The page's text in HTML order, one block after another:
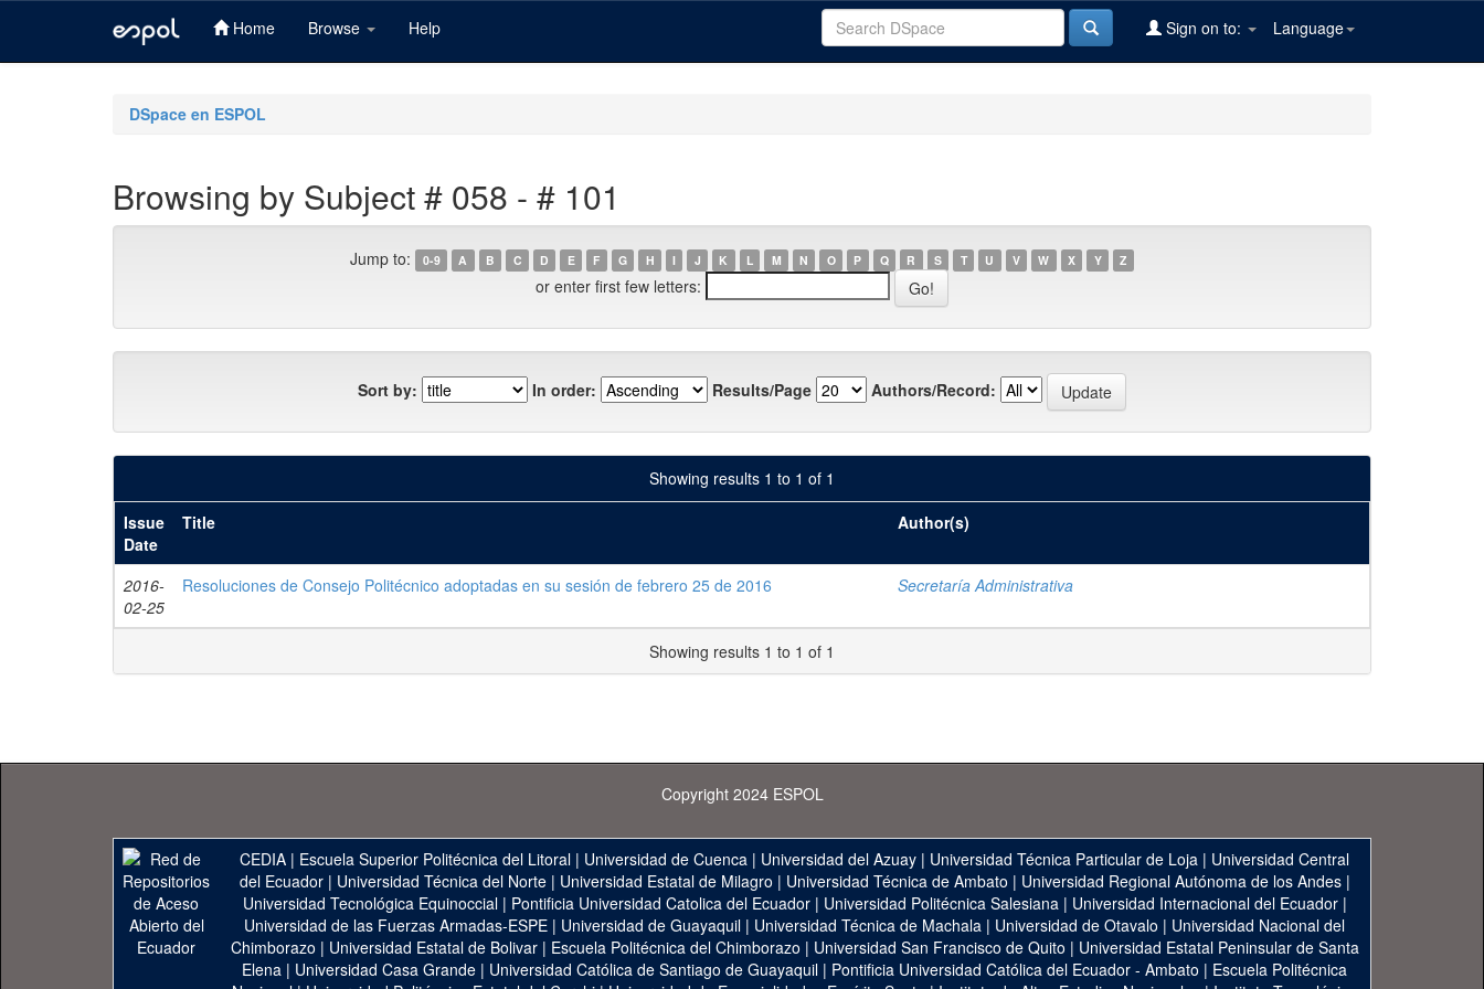
Home Browse Help Language
Sign on to:
DSpace en ESPOL
Browsing by Subject # 058 - # 101
Jump to: 0-9 A B C D E F G H I J K L M N O P Q R S T U V W X Y Z
or enter first few letters:
Sort by: In order: Results/Page Authors/Record:
Showing results 1 to 1 of 1
Issue
Date
Title Author(s)
2016-
02-25
Resoluciones de Consejo Politécnico adoptadas en su sesión de febrero 25 de 2016 Secretaría Administrativa
Showing results 1 to 1 of 1
Copyright 2024 ESPOL
CEDIA | Escuela Superior Politécnica del Litoral | Universidad de Cuenca | Universidad del Azuay | Universidad Técnica Particular de Loja | Universidad Central
del Ecuador| Universidad Técnica del Norte| Universidad Estatal de Milagro | Universidad Técnica de Ambato | Universidad Regional Autónoma de los Andes|
Universidad Tecnológica Equinoccial| Pontificia Universidad Catolica del Ecuador| Universidad Politécnica Salesiana| Universidad Internacional del Ecuador|
Universidad de las Fuerzas Armadas-ESPE | Universidad de Guayaquil | Universidad Técnica de Machala | Universidad de Otavalo | Universidad Nacional del
Chimborazo | Universidad Estatal de Bolivar| Escuela Politécnica del Chimborazo | Universidad San Francisco de Quito | Universidad Estatal Peninsular de Santa
Elena | Universidad Casa Grande | Universidad Católica de Santiago de Guayaquil | Pontificia Universidad Católica del Ecuador - Ambato | Escuela Politécnica